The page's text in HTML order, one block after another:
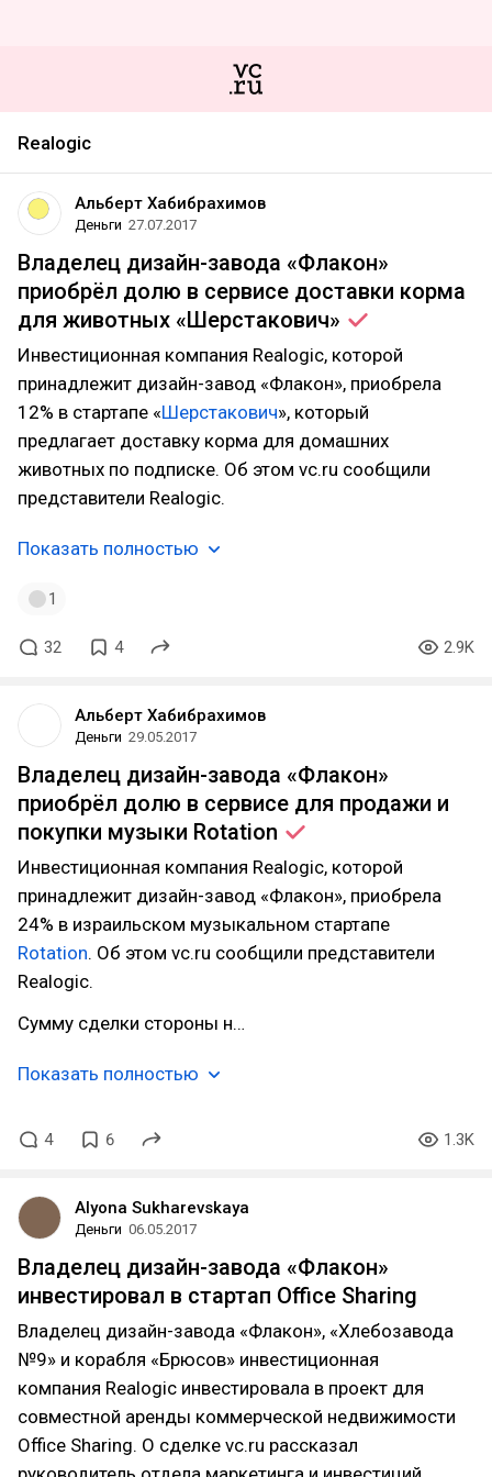
Realogic
Альберт Хабибрахимов
Деньги 27.07.2017
Владелец дизайн-завода «Флакон»
приобрёл долю в сервисе доставки корма
для животных «Шерстакович»
Инвестиционная компания Realogic, которой
принадлежит дизайн-завод «Флакон», приобрела
12% в стартапе «Шерстакович», который
предлагает доставку корма для домашних
животных по подписке. Об этом vc.ru сообщили
представители Realogic.
Показать полностью
1
32 4 2.9K
Альберт Хабибрахимов
Деньги 29.05.2017
Владелец дизайн-завода «Флакон»
приобрёл долю в сервисе для продажи и
покупки музыки Rotation
Инвестиционная компания Realogic, которой
принадлежит дизайн-завод «Флакон», приобрела
24% в израильском музыкальном стартапе
Rotation. Об этом vc.ru сообщили представители
Realogic.
Сумму сделки стороны н…
Показать полностью
4 6 1.3K
Alyona Sukharevskaya
Деньги 06.05.2017
Владелец дизайн-завода «Флакон»
инвестировал в стартап Office Sharing
Владелец дизайн-завода «Флакон», «Хлебозавода
№9» и корабля «Брюсов» инвестиционная
компания Realogic инвестировала в проект для
совместной аренды коммерческой недвижимости
Office Sharing. О сделке vc.ru рассказал